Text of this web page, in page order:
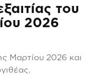
του
2026
Μαρτίου 2026 και